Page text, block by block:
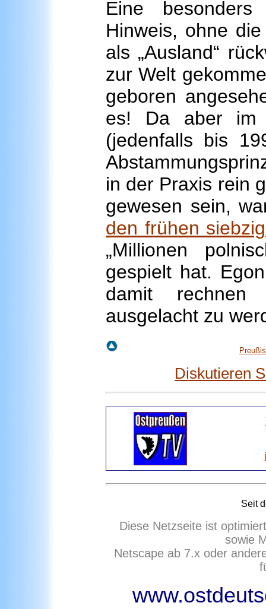
Eine
Hinweis, ohne
als „Ausland“
zur Welt
geboren
es! Da aber im
(jedenfalls bis
in der Praxis rein
gewesen sein,
den frühen
„Millionen
gespielt hat.
damit rechnen
ausgelacht zu
Diskutieren
Seit
Diese Netzseite ist
sowie
Netscape ab 7.x oder